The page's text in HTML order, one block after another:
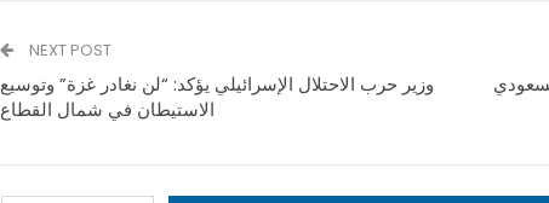
NEXT POST
وزير حرب الاحتلال الإسرائيلي يؤكد: “لن نغادر غزة” وتوسيع
الاستيطان في شمال القطاع